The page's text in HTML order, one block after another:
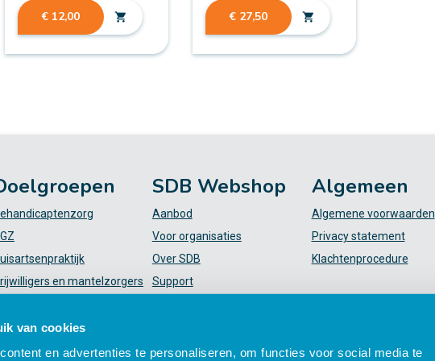
van cookies
en advertenties te personaliseren, om functies voor social media te
€ 12,00 shopping_cart € 27,50 shopping_cart
en mantelzorgers
(plus)
SDB Webshop
Aanbod
Voor organisaties
Over SDB
Support
Algemeen
Algemene voorwaarden
Privacy statement
Klachtenprocedure